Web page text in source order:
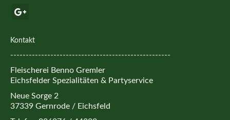
Kontakt
----------------------------------------------------
Fleischerei Benno Gremler
Eichsfelder Spezialitäten & Partyservice
Neue Sorge 2
37339 Gernrode / Eichsfeld